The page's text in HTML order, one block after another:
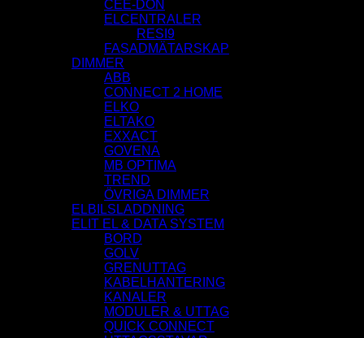
CEE-DON
ELCENTRALER
RESI9
FASADMÄTARSKAP
DIMMER
ABB
CONNECT 2 HOME
ELKO
ELTAKO
EXXACT
GOVENA
MB OPTIMA
TREND
ÖVRIGA DIMMER
ELBILSLADDNING
ELIT EL & DATA SYSTEM
BORD
GOLV
GRENUTTAG
KABELHANTERING
KANALER
MODULER & UTTAG
QUICK CONNECT